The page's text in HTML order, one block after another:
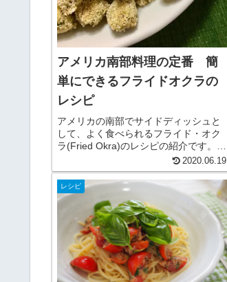
アメリカ南部料理の定番 簡
単にできるフライドオクラの
レシピ
アメリカの南部でサイドディッシュと
して、よく食べられるフライド・オク
ラ(Fried Okra)のレシピの紹介です。と
うもろこしの粗挽きの粉、コーンミー
ルを衣にして、油で揚げた料理です。
カリッとした食感とオクラの食感がぴ
ったりで、付け合わせと...
2020.06.19
レシピ